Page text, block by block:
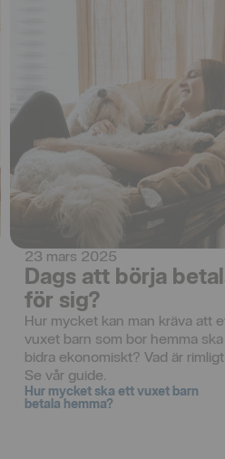
23 mars 2025
Dags att börja
för sig?
Hur mycket kan man kräva att
vuxet barn som bor hemma ska
bidra ekonomiskt? Vad är
Se vår guide.
Hur mycket ska ett vuxet barn
betala hemma?